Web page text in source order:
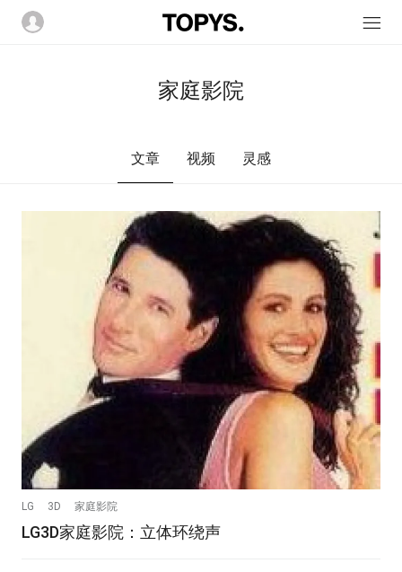
家庭影院
文章 视频 灵感
LG 3D 家庭影院
LG3D家庭影院：立体环绕声